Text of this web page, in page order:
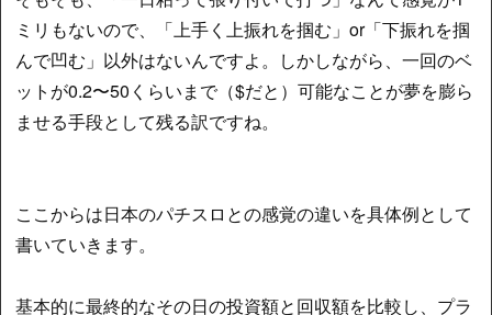
ミリもないので、「上手く上振れを掴む」or「下振れを掴
んで凹む」以外はないんですよ。しかしながら、一回のベ
ットが0.2〜50くらいまで（$だと）可能なことが夢を膨ら
ませる手段として残る訳ですね。
ここからは日本のパチスロとの感覚の違いを具体例として
書いていきます。
基本的に最終的なその日の投資額と回収額を比較し、プラ